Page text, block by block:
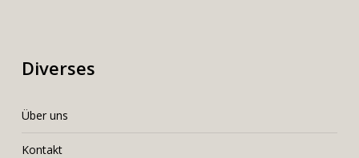
Diverses
Über uns
Kontakt